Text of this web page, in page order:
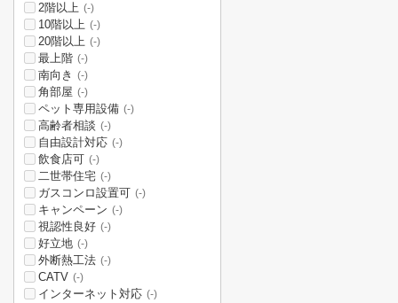
2階以上 (-)
10階以上 (-)
20階以上 (-)
最上階 (-)
南向き (-)
角部屋 (-)
ペット専用設備 (-)
高齢者相談 (-)
自由設計対応 (-)
飲食店可 (-)
二世帯住宅 (-)
ガスコンロ設置可 (-)
キャンペーン (-)
視認性良好 (-)
好立地 (-)
外断熱工法 (-)
CATV (-)
インターネット対応 (-)